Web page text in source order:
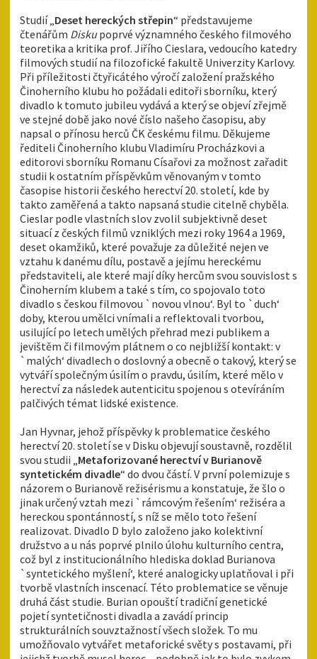
Studií „Deset hereckých střepin“ představujeme
čtenářům Diskupoprvé významného českého filmového
teoretika a kritika prof. Jiřího Cieslara, vedoucího katedry
filmových studií na filozofické fakultě Univerzity Karlovy.
Při příležitosti čtyřicátého výročí založení pražského
Činoherního klubu ho požádali editoři sborníku, který
divadlo k tomuto jubileu vydává a který se objeví zřejmě
ve stejné době jako nové číslo našeho časopisu, aby
napsal o přínosu herců ČK českému filmu. Děkujeme
řediteli Činoherního klubu Vladimíru Procházkovi a
editorovi sborníku Romanu Císařovi za možnost zařadit
studii k ostatním příspěvkům věnovaným v tomto
časopise historii českého herectví 20. století, kde by
takto zaměřená a takto napsaná studie citelně chyběla.
Cieslar podle vlastních slov zvolil subjektivně deset
situací z českých filmů vzniklých mezi roky 1964 a 1969,
deset okamžiků, které považuje za důležité nejen ve
vztahu k danému dílu, postavě a jejímu hereckému
představiteli, ale které mají díky hercům svou souvislost s
Činoherním klubem a také s tím, co spojovalo toto
divadlo s českou filmovou `novou vlnou‘. Byl to `duch‘
doby, kterou umělci vnímali a reflektovali tvorbou,
usilující po letech umělých přehrad mezi publikem a
jevištěm či filmovým plátnem o co nejbližší kontakt: v
`malých‘ divadlech o doslovný a obecně o takový, který se
vytváří společným úsilím o pravdu, úsilím, které mělo v
herectví za následek autenticitu spojenou s otevíráním
palčivých témat lidské existence.
Jan Hyvnar, jehož příspěvky k problematice českého
herectví 20. století se v Disku objevují soustavně, rozdělil
svou studii „Metaforizované herectví v Burianově
syntetickém divadle“ do dvou částí. V první polemizuje s
názorem o Burianově režisérismu a konstatuje, že šlo o
jinak určený vztah mezi `rámcovým řešením‘ režiséra a
hereckou spontánností, s níž se mělo toto řešení
realizovat. Divadlo D bylo založeno jako kolektivní
družstvo a u nás poprvé plnilo úlohu kulturního centra,
což byl z institucionálního hlediska doklad Burianova
`syntetického myšlení‘, které analogicky uplatňoval i při
tvorbě vlastních inscenací. Této problematice se věnuje
druhá část studie. Burian opouští tradiční genetické
pojetí syntetičnosti divadla a zavádí princip
strukturálních souvztažností všech složek. To mu
umožňovalo vytvářet metaforické světy s postavami, při